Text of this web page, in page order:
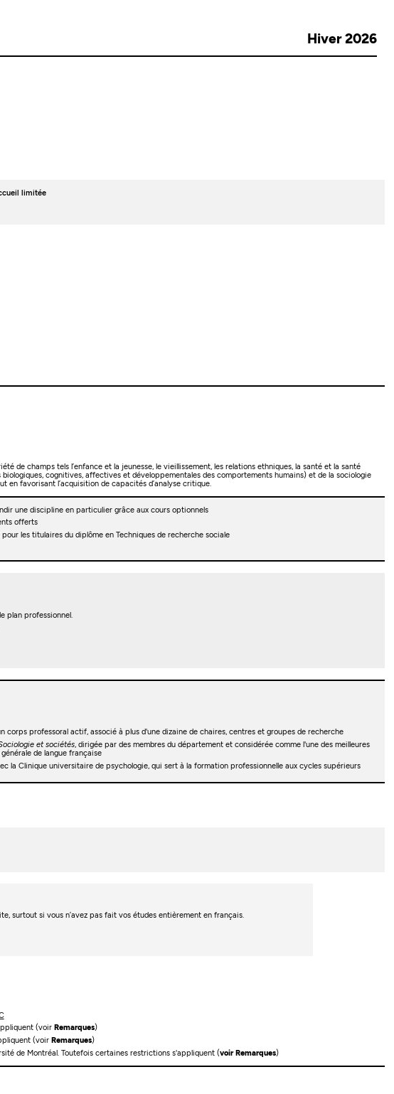
Hiver 2026
limitée
de champs tels l’enfance et la jeunesse, le vieillissement, les relations ethniques, la santé et la santé
cognitives, affectives et développementales des comportements humains) et de la sociologie
en favorisant l’acquisition de capacités d’analyse critique.
une discipline en particulier grâce aux cours optionnels
offerts
pour les titulaires du diplôme en Techniques de recherche sociale
plan professionnel.
corps professoral actif, associé à plus d'une dizaine de chaires, centres et groupes de recherche
et sociétés, dirigée par des membres du département et considérée comme l'une des meilleures
de langue française
la Clinique universitaire de psychologie, qui sert à la formation professionnelle aux cycles supérieurs
surtout si vous n’avez pas fait vos études entièrement en français.
(voir Remarques)
(voir Remarques)
de Montréal. Toutefois certaines restrictions s'appliquent (voir Remarques)